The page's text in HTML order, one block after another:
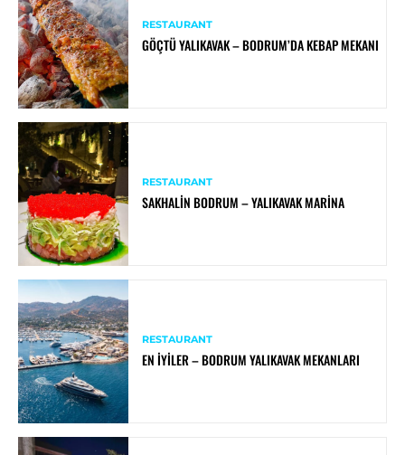
RESTAURANT
GÖÇTÜ YALIKAVAK – BODRUM’DA KEBAP MEKANI
RESTAURANT
SAKHALIN BODRUM – YALIKAVAK MARINA
RESTAURANT
EN İYILER – BODRUM YALIKAVAK MEKANLARI